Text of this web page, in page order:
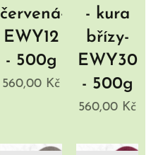
červená-
EWY12
- 500g
560,00 Kč
- kura
břízy-
EWY30
- 500g
560,00 Kč